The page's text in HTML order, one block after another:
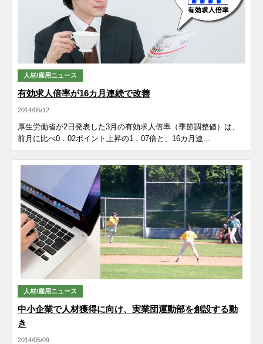
人材/雇用ニュース
有効求人倍率が16カ月連続で改善
2014/05/12
厚生労働省が2日発表した3月の有効求人倍率（季節調整値）は、
前月に比べ0．02ポイント上昇の1．07倍と、16カ月連...
人材/雇用ニュース
中小企業で人材獲得に向け、実業団運動部を創設する動
き
2014/05/09